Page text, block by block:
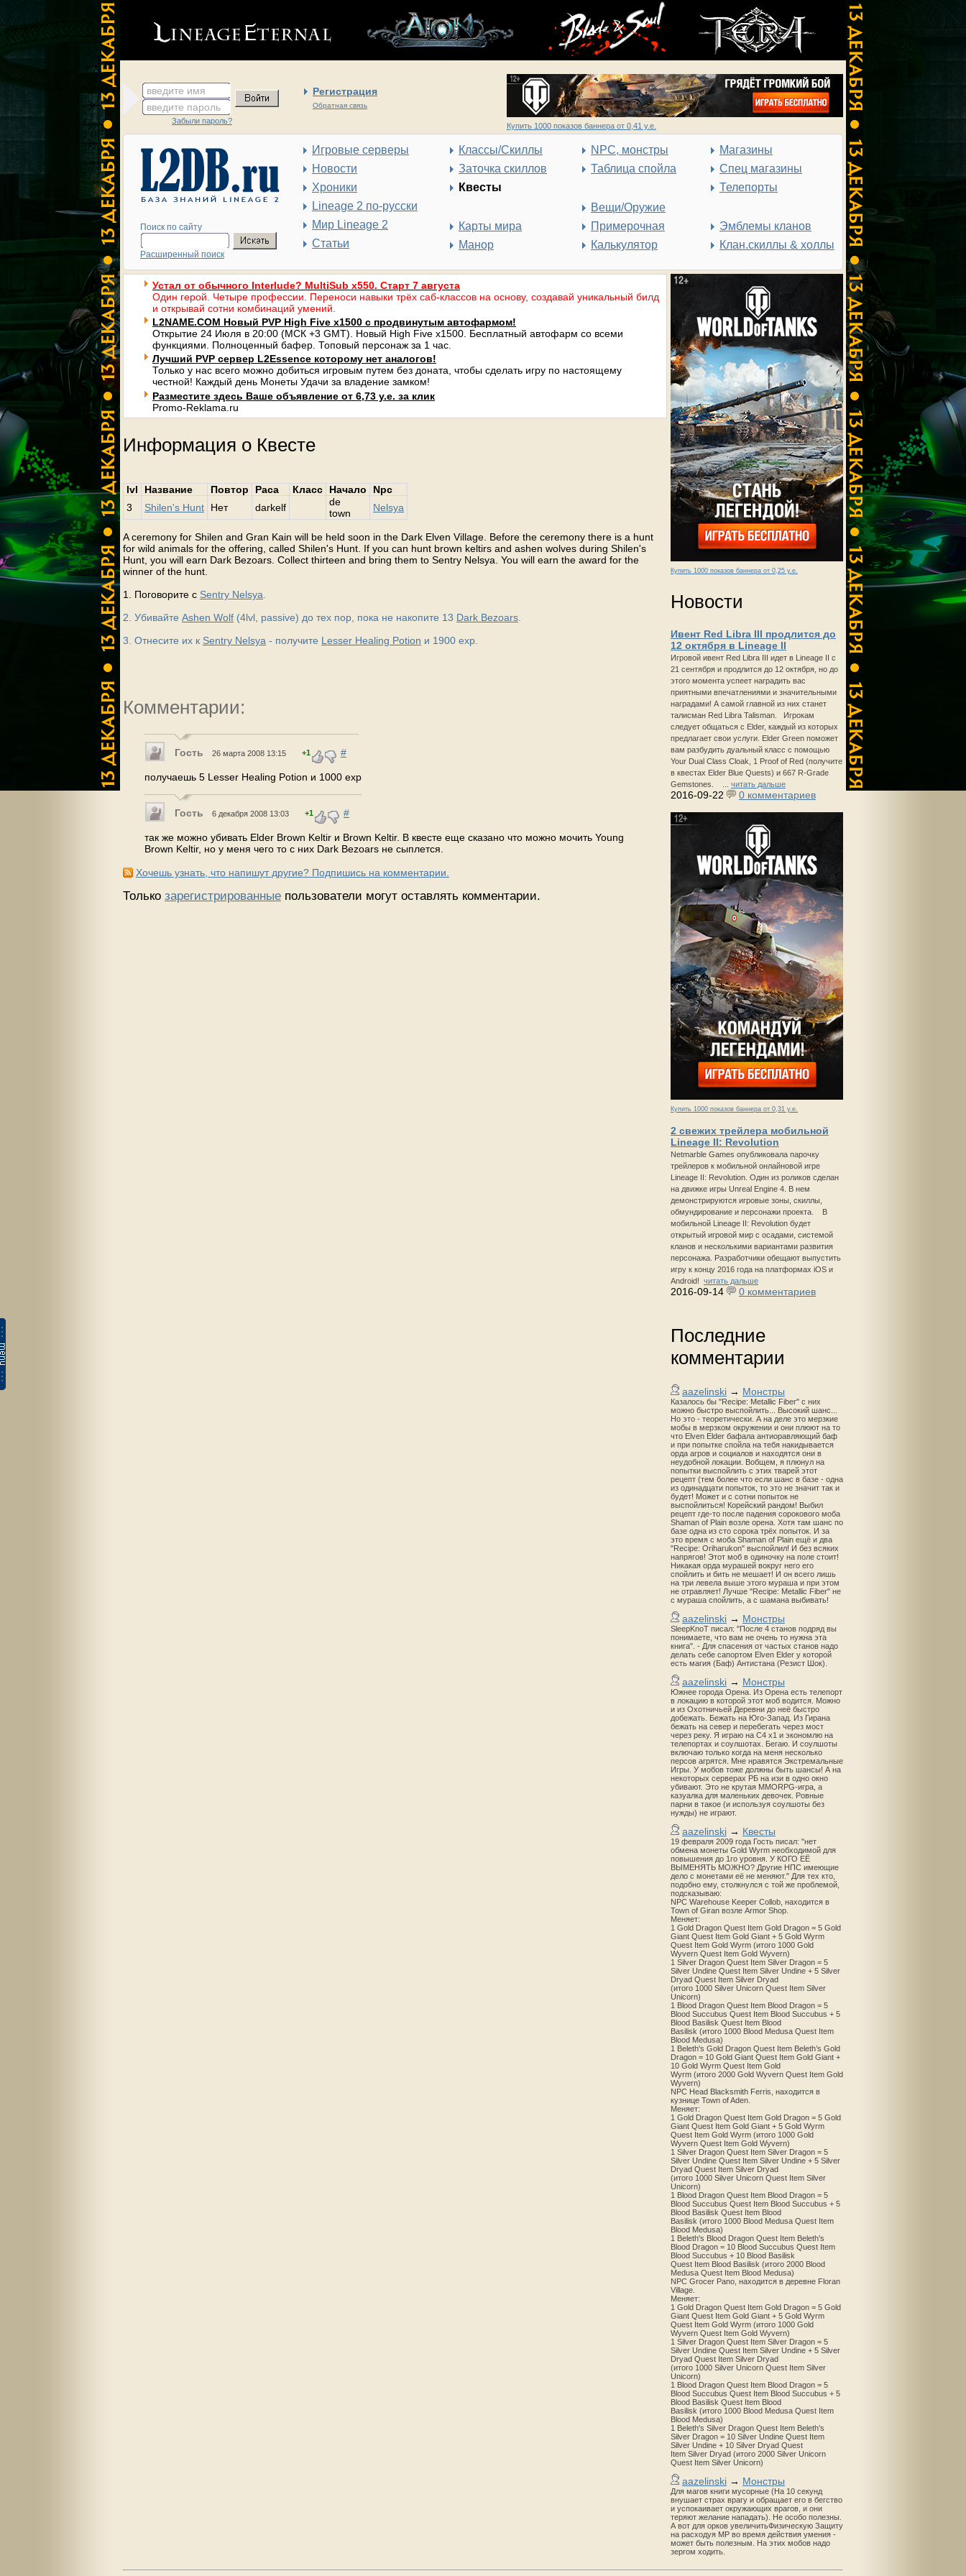
введите имя Регистрация
Обратная связь
введите пароль
Забыли пароль?
Купить 1000 показов баннера от 0,41 у.е.
Поиск по сайту
Расширенный поиск
Игровые серверы
Новости
Хроники
Lineage 2 по-русски
Мир Lineage 2
Статьи
Классы/Скиллы
Заточка скиллов
Квесты
Карты мира
Манор
NPC, монстры
Таблица спойла
Вещи/Оружие
Примерочная
Калькулятор
Магазины
Спец магазины
Телепорты
Эмблемы кланов
Клан.скиллы & холлы
Купить 1000 показов баннера от 0,25 у.е.
Новости
Ивент Red Libra III продлится до
12 октября в Lineage II
Игровой ивент Red Libra III идет в Lineage II с
21 сентября и продлится до 12 октября, но до
этого момента успеет наградить вас
приятными впечатлениями и значительными
наградами! А самой главной из них станет
талисман Red Libra Talisman. Игрокам
следует общаться с Elder, каждый из которых
предлагает свои услуги. Elder Green поможет
вам разбудить дуальный класс с помощью
Your Dual Class Cloak, 1 Proof of Red (получите
в квестах Elder Blue Quests) и 667 R-Grade
Gemstones. ... читать дальше
2016-09-22 0 комментариев
Купить 1000 показов баннера от 0,31 у.е.
2 свежих трейлера мобильной
Lineage II: Revolution
Netmarble Games опубликовала парочку
трейлеров к мобильной онлайновой игре
Lineage II: Revolution. Один из роликов сделан
на движке игры Unreal Engine 4. В нем
демонстрируются игровые зоны, скиллы,
обмундирование и персонажи проекта. В
мобильной Lineage II: Revolution будет
открытый игровой мир с осадами, системой
кланов и несколькими вариантами развития
персонажа. Разработчики обещают выпустить
игру к концу 2016 года на платформах iOS и
Android! читать дальше
2016-09-14 0 комментариев
Последние
комментарии
aazelinski → Монстры
Казалось бы "Recipe: Metallic Fiber" с них
можно быстро выспойлить... Высокий шанс...
Но это - теоретически. А на деле это мерзкие
мобы в мерзком окружении и они плюют на то
что Elven Elder бафала антиоравляющий баф
и при попытке спойла на тебя накидывается
орда агров и социалов и находятся они в
неудобной локации. Вобщем, я плюнул на
попытки выспойлить с этих тварей этот
рецепт (тем более что если шанс в базе - одна
из одинадцати попыток, то это не значит так и
будет! Может и с сотни попыток не
выспойлиться! Корейский рандом! Выбил
рецепт где-то после падения сорокового моба
Shaman of Plain возле орена. Хотя там шанс по
базе одна из сто сорока трёх попыток. И за
это время с моба Shaman of Plain ещё и два
"Recipe: Oriharukon" выспойлил! И без всяких
напрягов! Этот моб в одиночку на поле стоит!
Никакая орда мурашей вокруг него его
спойлить и бить не мешает! И он всего лишь
на три левела выше этого мураша и при этом
не отравляет! Лучше "Recipe: Metallic Fiber" не
с мураша спойлить, а с шамана выбивать!
aazelinski → Монстры
SleepKnoT писал: "После 4 станов подряд вы
понимаете, что вам не очень то нужна эта
книга". - Для спасения от частых станов надо
делать себе сапортом Elven Elder у которой
есть магия (Баф) Антистана (Резист Шок).
aazelinski → Монстры
Южнее города Орена. Из Орена есть телепорт
в локацию в которой этот моб водится. Можно
и из Охотничьей Деревни до неё быстро
добежать. Бежать на Юго-Запад. Из Гирана
бежать на север и перебегать через мост
через реку. Я играю на С4 х1 и экономлю на
телепортах и соулшотах. Бегаю. И соулшоты
включаю только когда на меня несколько
персов агрятся. Мне нравятся Экстремальные
Игры. У мобов тоже должны быть шансы! А на
некоторых серверах РБ на изи в одно окно
убивают. Это не крутая MMORPG-игра, а
казуалка для маленьких девочек. Ровные
парни в такое (и используя соулшоты без
нужды) не играют.
aazelinski → Квесты
19 февраля 2009 года Гость писал: "нет
обмена монеты Gold Wyrm необходимой для
повышения до 1го уровня. У КОГО ЕЁ
ВЫМЕНЯТЬ МОЖНО? Другие НПС имеющие
дело с монетами её не меняют." Для тех кто,
подобно ему, столкнулся с той же проблемой,
подсказываю:
NPC Warehouse Keeper Collob, находится в
Town of Giran возле Armor Shop.
Меняет:
1 Gold Dragon Quest Item Gold Dragon = 5 Gold
Giant Quest Item Gold Giant + 5 Gold Wyrm
Quest Item Gold Wyrm (итого 1000 Gold
Wyvern Quest Item Gold Wyvern)
1 Silver Dragon Quest Item Silver Dragon = 5
Silver Undine Quest Item Silver Undine + 5 Silver
Dryad Quest Item Silver Dryad
(итого 1000 Silver Unicorn Quest Item Silver
Unicorn)
1 Blood Dragon Quest Item Blood Dragon = 5
Blood Succubus Quest Item Blood Succubus + 5
Blood Basilisk Quest Item Blood
Basilisk (итого 1000 Blood Medusa Quest Item
Blood Medusa)
1 Beleth's Gold Dragon Quest Item Beleth’s Gold
Dragon = 10 Gold Giant Quest Item Gold Giant +
10 Gold Wyrm Quest Item Gold
Wyrm (итого 2000 Gold Wyvern Quest Item Gold
Wyvern)
NPC Head Blacksmith Ferris, находится в
кузнице Town of Aden.
Меняет:
1 Gold Dragon Quest Item Gold Dragon = 5 Gold
Giant Quest Item Gold Giant + 5 Gold Wyrm
Quest Item Gold Wyrm (итого 1000 Gold
Wyvern Quest Item Gold Wyvern)
1 Silver Dragon Quest Item Silver Dragon = 5
Silver Undine Quest Item Silver Undine + 5 Silver
Dryad Quest Item Silver Dryad
(итого 1000 Silver Unicorn Quest Item Silver
Unicorn)
1 Blood Dragon Quest Item Blood Dragon = 5
Blood Succubus Quest Item Blood Succubus + 5
Blood Basilisk Quest Item Blood
Basilisk (итого 1000 Blood Medusa Quest Item
Blood Medusa)
1 Beleth's Blood Dragon Quest Item Beleth’s
Blood Dragon = 10 Blood Succubus Quest Item
Blood Succubus + 10 Blood Basilisk
Quest Item Blood Basilisk (итого 2000 Blood
Medusa Quest Item Blood Medusa)
NPC Grocer Pano, находится в деревне Floran
Village.
Меняет:
1 Gold Dragon Quest Item Gold Dragon = 5 Gold
Giant Quest Item Gold Giant + 5 Gold Wyrm
Quest Item Gold Wyrm (итого 1000 Gold
Wyvern Quest Item Gold Wyvern)
1 Silver Dragon Quest Item Silver Dragon = 5
Silver Undine Quest Item Silver Undine + 5 Silver
Dryad Quest Item Silver Dryad
(итого 1000 Silver Unicorn Quest Item Silver
Unicorn)
1 Blood Dragon Quest Item Blood Dragon = 5
Blood Succubus Quest Item Blood Succubus + 5
Blood Basilisk Quest Item Blood
Basilisk (итого 1000 Blood Medusa Quest Item
Blood Medusa)
1 Beleth's Silver Dragon Quest Item Beleth’s
Silver Dragon = 10 Silver Undine Quest Item
Silver Undine + 10 Silver Dryad Quest
Item Silver Dryad (итого 2000 Silver Unicorn
Quest Item Silver Unicorn)
aazelinski → Монстры
Для магов книги мусорные (На 10 секунд
внушает страх врагу и обращает его в бегство
и успокаивает окружающих врагов, и они
теряют желание нападать). Не особо полезны.
А вот для орков увеличитьФизическую Защиту
на расходуя MP во время действия умения -
может быть полезным. На этих мобов надо
зергом ходить.
Устал от обычного Interlude? MultiSub x550. Старт 7 августа
Один герой. Четыре профессии. Переноси навыки трёх саб-классов на основу, создавай уникальный билд
и открывай сотни комбинаций умений.
L2NAME.COM Новый PVP High Five x1500 с продвинутым автофармом!
Открытие 24 Июля в 20:00 (МСК +3 GMT). Новый High Five x1500. Бесплатный автофарм со всеми
функциями. Полноценный бафер. Топовый персонаж за 1 час.
Лучший PVP сервер L2Essence которому нет аналогов!
Только у нас всего можно добиться игровым путем без доната, чтобы сделать игру по настоящему
честной! Каждый день Монеты Удачи за владение замком!
Разместите здесь Ваше объявление от 6,73 у.е. за клик
Promo-Reklama.ru
Информация о Квесте
lvl Название Повтор Раса Класс Начало
Npc
3
Shilen's Hunt Нет darkelf
de
town
Nelsya
A ceremony for Shilen and Gran Kain will be held soon in the Dark Elven Village. Before the ceremony there is a hunt
for wild animals for the offering, called Shilen's Hunt. If you can hunt brown keltirs and ashen wolves during Shilen's
Hunt, you will earn Dark Bezoars. Collect thirteen and bring them to Sentry Nelsya. You will earn the award for the
winner of the hunt.
1. Поговорите с Sentry Nelsya
2. Убивайте Ashen Wolf (4lvl, passive) до тех пор, пока не накопите 13 Dark Bezoars
3. Отнесите их к Sentry Nelsya - получите Lesser Healing Potion и 1900 exp.
Комментарии:
Гость 26 марта 2008 13:15 +1 #
получаешь 5 Lesser Healing Potion и 1000 exp
Гость 6 декабря 2008 13:03 +1 #
так же можно убивать Elder Brown Keltir и Brown Keltir. В квесте еще сказано что можно мочить Young
Brown Keltir, но у меня чего то с них Dark Bezoars не сыплется.
Хочешь узнать, что напишут другие? Подпишись на комментарии.
Только зарегистрированные пользователи могут оставлять комментарии.